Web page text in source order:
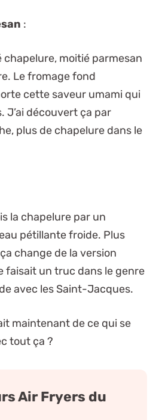
:
chapelure, moitié parmesan
Le fromage fond
cette saveur umami qui
J’ai découvert ça par
plus de chapelure dans le
la chapelure par un
pétillante froide. Plus
change de la version
faisait un truc dans le genre
avec les Saint-Jacques.
maintenant de ce qui se
tout ça ?
Air Fryers du